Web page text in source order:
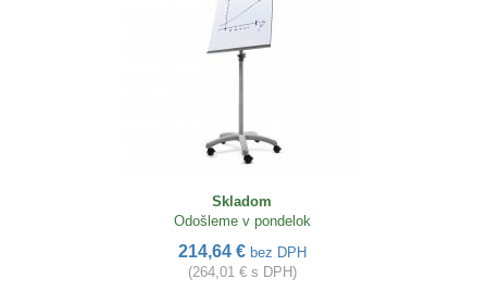
Skladom
Odošleme v pondelok
214,64 € bez DPH
(264,01 € s DPH)